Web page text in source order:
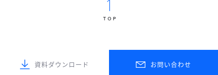
TOP
資料ダウンロード お問い合わせ